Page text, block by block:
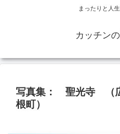
まったりと人
カッチン
写真集： 聖光寺 （
根町）